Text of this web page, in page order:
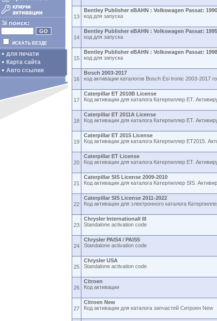
ИСКАТЬ ВЕЗДЕ
для печати
Карта сайта
Авто ссылки
13
Bentley Publisher eBAHN : Volkswagen Passat:
код для запуска
14
Bentley Publisher eBAHN : Volkswagen Passat:
код для запуска
15
Bentley Publisher eBAHN : Volkswagen Passat:
код для запуска
16
Bosch 2003-2017
код активации каталогов Bosch Esi tronic 2003-2017
17
Caterpillar ET 2010B License
Код активации для каталога Катерпиллер ET.
18
Caterpillar ET 2011A License
Код активации для каталога Катерпиллер ET.
19
Caterpillar ET 2015 License
Код активации для каталога Катерпиллер ET2015.
20
Caterpillar ET License
Код активации для каталога Катерпиллер ET.
21
Caterpillar SIS License 2009-2010
Код активации для каталога Катерпиллер SIS.
22
Caterpillar SIS License 2011-2022
Код активации для электронного каталога
23
Chrysler Internationall III
Standalone activation code
24
Chrysler PAIS4 / PAIS5
Standalone activation code
25
Chrysler USA
Standalone activation code
26
Citroen
Код активации
27
Citroen New
Код активации для каталога запчастей Ситроен New